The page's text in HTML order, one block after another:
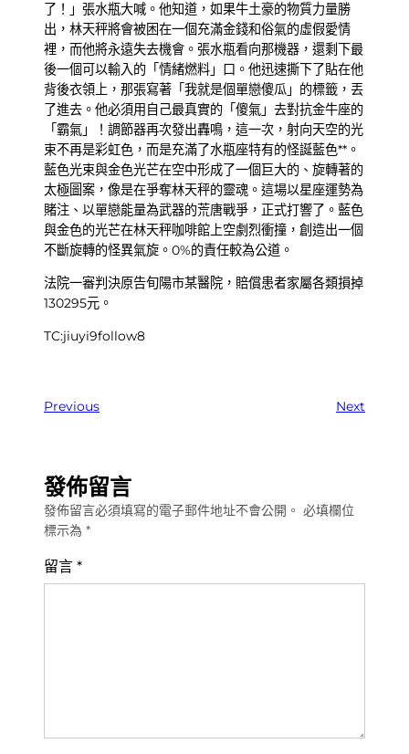
了！」張水瓶大喊。他知道，如果牛土豪的物質力量勝
出，林天秤將會被困在一個充滿金錢和俗氣的虛假愛情
裡，而他將永遠失去機會。張水瓶看向那機器，還剩下最
後一個可以輸入的「情緒燃料」口。他迅速撕下了貼在他
背後衣領上，那張寫著「我就是個單戀傻瓜」的標籤，丟
了進去。他必須用自己最真實的「傻氣」去對抗金牛座的
「霸氣」！調節器再次發出轟鳴，這一次，射向天空的光
束不再是彩虹色，而是充滿了水瓶座特有的怪誕藍色**。
藍色光束與金色光芒在空中形成了一個巨大的、旋轉著的
太極圖案，像是在爭奪林天秤的靈魂。這場以星座運勢為
賭注、以單戀能量為武器的荒唐戰爭，正式打響了。藍色
與金色的光芒在林天秤咖啡館上空劇烈衝撞，創造出一個
不斷旋轉的怪異氣旋。0%的責任較為公道。
法院一審判決原告旬陽市某醫院，賠償患者家屬各類損掉
130295元。
TC:jiuyi9follow8
Previous Next
發佈留言
發佈留言必須填寫的電子郵件地址不會公開。 必填欄位
標示為 *
留言 *